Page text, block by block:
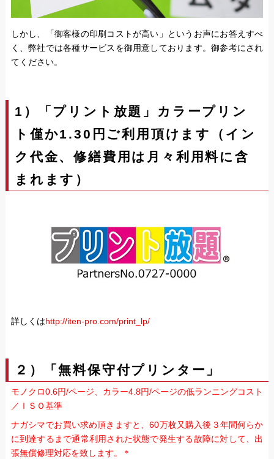
しかし、「御客様の印刷コストが高い」というお声にお答えすべ
く、弊社では各種サービスを御用意しております。御参考にされ
てください。
1）「プリント放題」カラープリン
ト僅か1.30円ご利用頂けます（イン
ク代金、修繕費用は月々利用料に含
まれます）
詳しくはhttp://iten-pro.com/print_lp/
２）「無料保守付プリンター」
モノクロ0.6円/ページ、カラー4.8円/ページの低ランニングコスト
／ＩＳＯ基準
ナガシマでお買い求め頂きますと、60万枚又購入後３年間何らか
に到達するまで通常利用された状態で発生する故障に対して、出
張無償修理対応を致します。＊